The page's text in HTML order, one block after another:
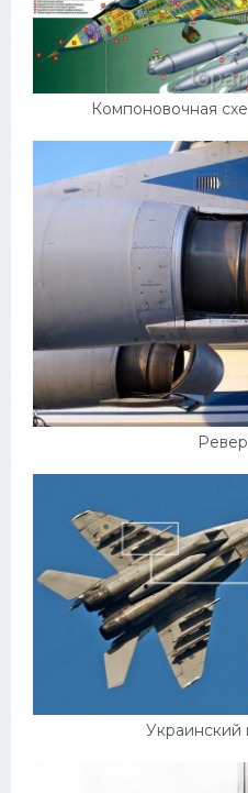
Компоновочная
Украинский